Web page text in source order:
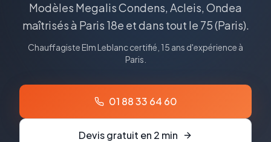
Modèles Megalis Condens, Acleis, Ondea
maîtrisés à Paris 18e et dans tout le 75(Paris).
ChauffagisteElm Leblanccertifié, 15 ans d'expérience à
Paris
01 88 33 64 60
Devis gratuit en 2 min